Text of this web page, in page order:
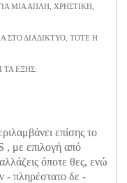
ΜΙΑ ΑΠΛΗ, ΧΡΗΣΤΙΚΗ,
ΣΤΟ ΔΙΑΔΙΚΤΥΟ, ΤΟΤΕ Η
ΤΑ ΕΞΗΣ:
επίσης το
, με επιλογή από
όποτε θες, ενώ
- πληρέστατο δε -